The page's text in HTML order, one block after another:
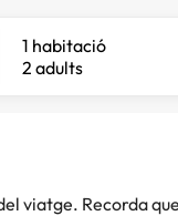
1 habitació
2 adults
viatge. Recorda